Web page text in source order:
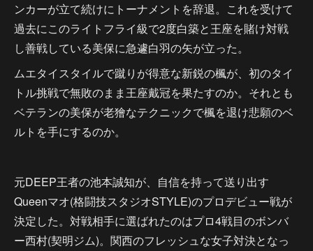
ンカーが立て続けにトーナメントを辞退。これを受けて
過去にこのライトフライ級で2度白築と王座を賭け対戦
し善戦している美保に急遽白羽の矢が立った。
ムエタイスタイルで蹴りが得意な新鋭の楓が、初のタイ
トル挑戦で無敗のまま王座戴冠を果たすのか。それとも
ベテランの美保が老獪なテクニックで楓を退け悲願のベ
ルトを手にするのか。
元DEEP王者の池本誠知が、自信を持って送り出す
Queenマオ(格闘技スタジオSTYLE)のプロデビュー戦が
決定した。対戦相手に選ばれたのはプロ4戦目のボンバ
ー西村(契明ジム)。関西のフレッシュな女子対決となっ